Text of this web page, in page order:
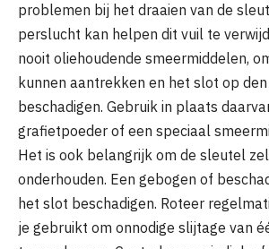
problemen bij het draaien van de
perslucht kan helpen dit vuil te
nooit oliehoudende smeermiddelen,
kunnen aantrekken en het slot op
beschadigen. Gebruik in plaats
grafietpoeder of een speciaal
Het is ook belangrijk om de sleutel
onderhouden. Een gebogen of
het slot beschadigen. Roteer
je gebruikt om onnodige slijtage van